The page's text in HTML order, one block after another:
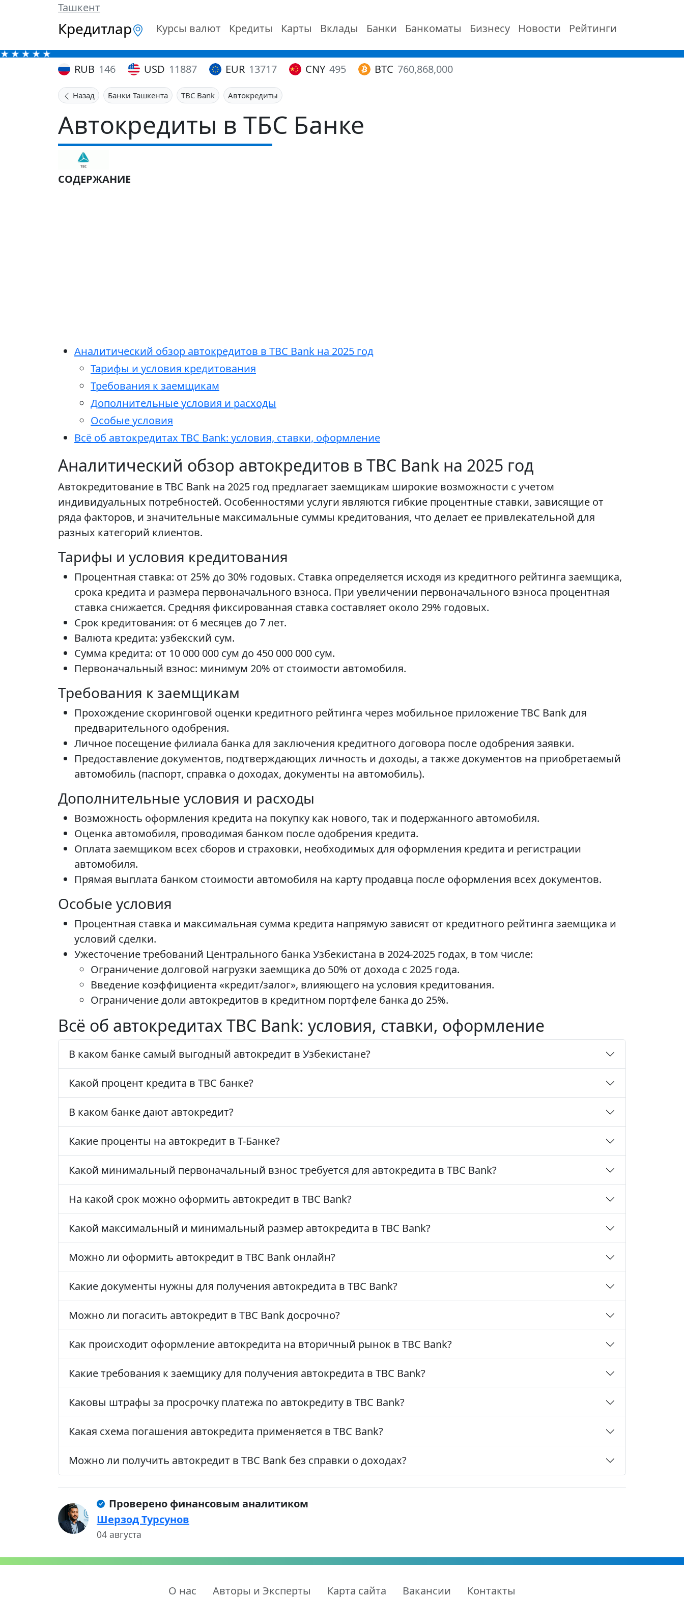
Ташкент
Кредитлар Курсы валют Кредиты Карты Вклады Банки Банкоматы Бизнесу Новости Рейтинги
RUB 146 USD 11887 EUR 13717 CNY 495 BTC 760,868,000
Назад Банки Ташкента TBC Bank Автокредиты
Автокредиты в ТБС Банке
СОДЕРЖАНИЕ
Аналитический обзор автокредитов в TBC Bank на 2025 год
Тарифы и условия кредитования
Требования к заемщикам
Дополнительные условия и расходы
Особые условия
Всё об автокредитах TBC Bank: условия, ставки, оформление
Аналитический обзор автокредитов в TBC Bank на 2025 год
Автокредитование в TBC Bank на 2025 год предлагает заемщикам широкие возможности с учетом
индивидуальных потребностей. Особенностями услуги являются гибкие процентные ставки, зависящие от
ряда факторов, и значительные максимальные суммы кредитования, что делает ее привлекательной для
разных категорий клиентов.
Тарифы и условия кредитования
Процентная ставка: от 25% до 30% годовых. Ставка определяется исходя из кредитного рейтинга заемщика,
срока кредита и размера первоначального взноса. При увеличении первоначального взноса процентная
ставка снижается. Средняя фиксированная ставка составляет около 29% годовых.
Срок кредитования: от 6 месяцев до 7 лет.
Валюта кредита: узбекский сум.
Сумма кредита: от 10 000 000 сум до 450 000 000 сум.
Первоначальный взнос: минимум 20% от стоимости автомобиля.
Требования к заемщикам
Прохождение скоринговой оценки кредитного рейтинга через мобильное приложение TBC Bank для
предварительного одобрения.
Личное посещение филиала банка для заключения кредитного договора после одобрения заявки.
Предоставление документов, подтверждающих личность и доходы, а также документов на приобретаемый
автомобиль (паспорт, справка о доходах, документы на автомобиль).
Дополнительные условия и расходы
Возможность оформления кредита на покупку как нового, так и подержанного автомобиля.
Оценка автомобиля, проводимая банком после одобрения кредита.
Оплата заемщиком всех сборов и страховки, необходимых для оформления кредита и регистрации
автомобиля.
Прямая выплата банком стоимости автомобиля на карту продавца после оформления всех документов.
Особые условия
Процентная ставка и максимальная сумма кредита напрямую зависят от кредитного рейтинга заемщика и
условий сделки.
Ужесточение требований Центрального банка Узбекистана в 2024-2025 годах, в том числе:
Ограничение долговой нагрузки заемщика до 50% от дохода с 2025 года.
Введение коэффициента «кредит/залог», влияющего на условия кредитования.
Ограничение доли автокредитов в кредитном портфеле банка до 25%.
Всё об автокредитах TBC Bank: условия, ставки, оформление
В каком банке самый выгодный автокредит в Узбекистане?
Какой процент кредита в TBC банке?
В каком банке дают автокредит?
Какие проценты на автокредит в Т-Банке?
Какой минимальный первоначальный взнос требуется для автокредита в TBC Bank?
На какой срок можно оформить автокредит в TBC Bank?
Какой максимальный и минимальный размер автокредита в TBC Bank?
Можно ли оформить автокредит в TBC Bank онлайн?
Какие документы нужны для получения автокредита в TBC Bank?
Можно ли погасить автокредит в TBC Bank досрочно?
Как происходит оформление автокредита на вторичный рынок в TBC Bank?
Какие требования к заемщику для получения автокредита в TBC Bank?
Каковы штрафы за просрочку платежа по автокредиту в TBC Bank?
Какая схема погашения автокредита применяется в TBC Bank?
Можно ли получить автокредит в TBC Bank без справки о доходах?
Проверено финансовым аналитиком
Шерзод Турсунов
04 августа
О нас Авторы и Эксперты Карта сайта Вакансии Контакты